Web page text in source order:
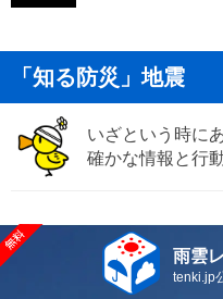
「知る防災」地震
いざという時に
確かな情報と行
雨雲
tenki.jp